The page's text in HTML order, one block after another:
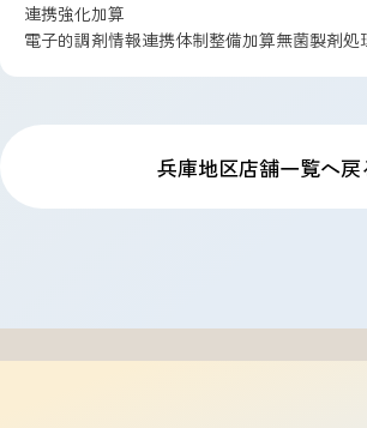
連携強化加算
電子的調剤情報連携体制整備加算無菌製剤処
兵庫地区店舗一覧へ戻